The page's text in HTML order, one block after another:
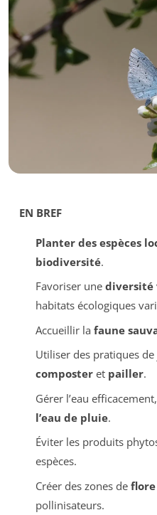
EN BREF
Planter des espèces
biodiversité.
Favoriser une diversité
habitats écologiques
Accueillir la faune
Utiliser des pratiques
composteret pailler.
Gérer l’eau
l’eau de pluie.
Éviter les produits
espèces.
Créer des zones de flore
pollinisateurs.